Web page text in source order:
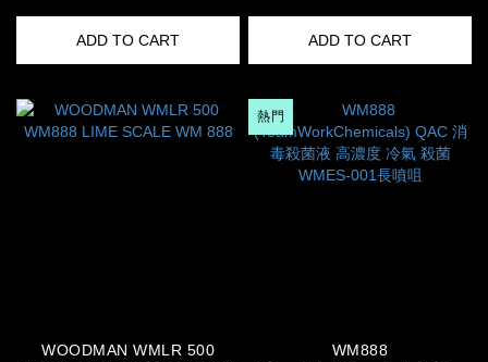
ADD TO CART ADD TO CART
WOODMAN WMLR 500
熱門
WM888